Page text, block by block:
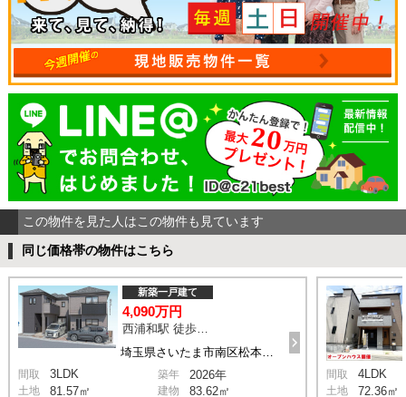
この物件を見た人はこの物件も見ています
同じ価格帯の物件はこちら
新築一戸建て
4,090万円
西浦和駅 徒歩14分
間取 3LDK 築年 2026年
土地 81.57㎡ 建物 83.62㎡
間取 4LDK
土地 72.36㎡